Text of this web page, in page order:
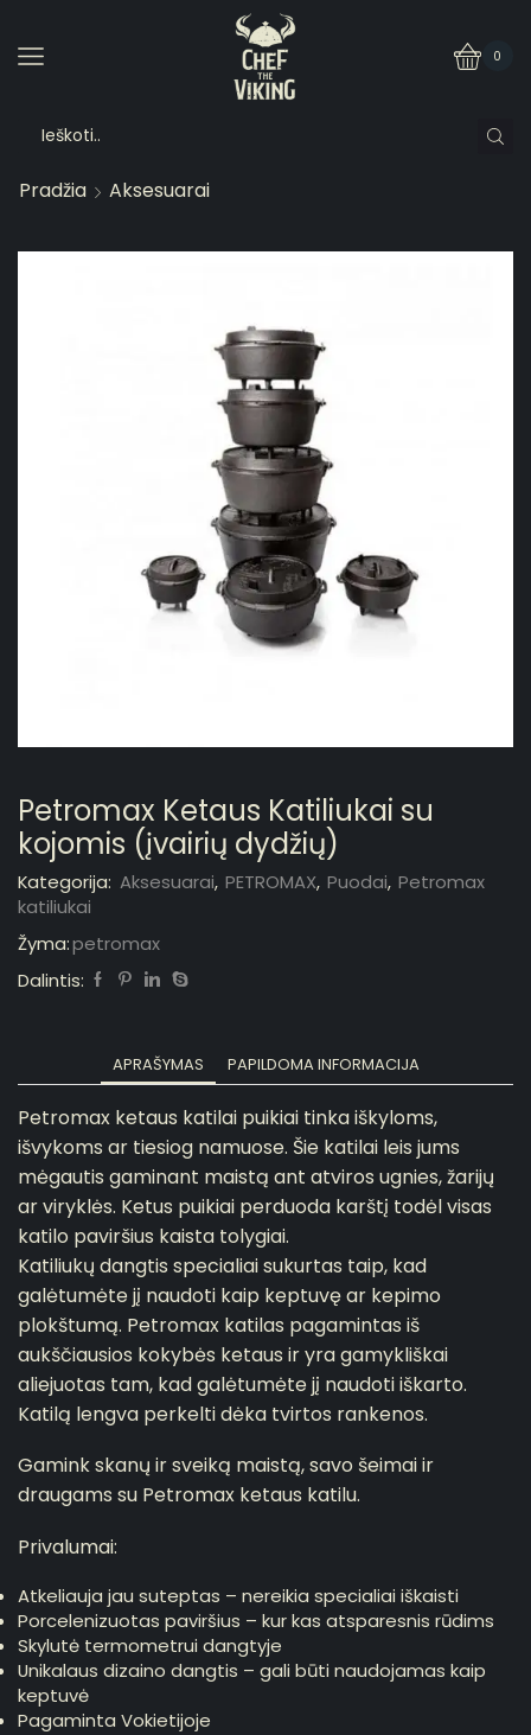
0
Pradžia Aksesuarai
Petromax Ketaus Katiliukai su
kojomis (įvairių dydžių)
Kategorija: Aksesuarai, PETROMAX, Puodai, Petromax
katiliukai
Žyma:petromax
Dalintis:
APRAŠYMAS PAPILDOMA INFORMACIJA
Petromax ketaus katilai puikiai tinka iškyloms,
išvykoms ar tiesiog namuose. Šie katilai leis jums
mėgautis gaminant maistą ant atviros ugnies, žarijų
ar viryklės. Ketus puikiai perduoda karštį todėl visas
katilo paviršius kaista tolygiai.
Katiliukų dangtis specialiai sukurtas taip, kad
galėtumėte jį naudoti kaip keptuvę ar kepimo
plokštumą. Petromax katilas pagamintas iš
aukščiausios kokybės ketaus ir yra gamykliškai
aliejuotas tam, kad galėtumėte jį naudoti iškarto.
Katilą lengva perkelti dėka tvirtos rankenos.
Gamink skanų ir sveiką maistą, savo šeimai ir
draugams su Petromax ketaus katilu.
Privalumai:
Atkeliauja jau suteptas – nereikia specialiai iškaisti
Porcelenizuotas paviršius – kur kas atsparesnis rūdims
Skylutė termometrui dangtyje
Unikalaus dizaino dangtis – gali būti naudojamas kaip
keptuvė
Pagaminta Vokietijoje